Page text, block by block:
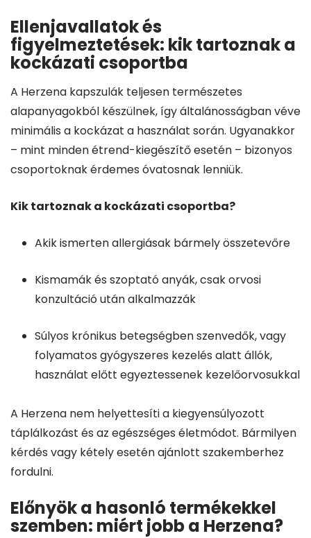
Ellenjavallatok és
figyelmeztetések: kik tartoznak a
kockázati csoportba
A Herzena kapszulák teljesen természetes
alapanyagokból készülnek, így általánosságban véve
minimális a kockázat a használat során. Ugyanakkor
– mint minden étrend-kiegészítő esetén – bizonyos
csoportoknak érdemes óvatosnak lenniük.
Kik tartoznak a kockázati csoportba?
Akik ismerten allergiásak bármely összetevőre
Kismamák és szoptató anyák, csak orvosi
konzultáció után alkalmazzák
Súlyos krónikus betegségben szenvedők, vagy
folyamatos gyógyszeres kezelés alatt állók,
használat előtt egyeztessenek kezelőorvosukkal
A Herzena nem helyettesíti a kiegyensúlyozott
táplálkozást és az egészséges életmódot. Bármilyen
kérdés vagy kétely esetén ajánlott szakemberhez
fordulni.
Előnyök a hasonló termékekkel
szemben: miért jobb a Herzena?